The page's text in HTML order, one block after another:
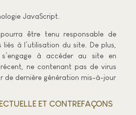
JavaScript.
être tenu responsable de
à l’utilisation du site. De plus,
à accéder au site en
ne contenant pas de virus
de dernière génération mis-à-jour
ET CONTREFAÇONS